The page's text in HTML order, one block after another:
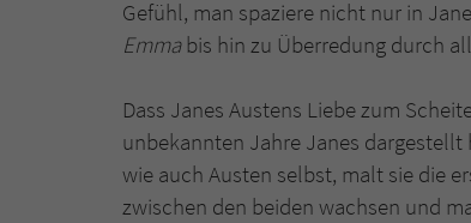
Gefühl, man spaziere nicht nur in
Emmabis hin zu Überredung durch
Dass Janes Austens Liebe zum
unbekannten Jahre Janes
wie auch Austen selbst, malt sie die
zwischen den beiden wachsen und